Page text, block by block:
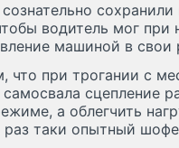
сохранили
водитель мог при
машиной в свои
что при трогании с
сцепление
а облегчить
таки опытный